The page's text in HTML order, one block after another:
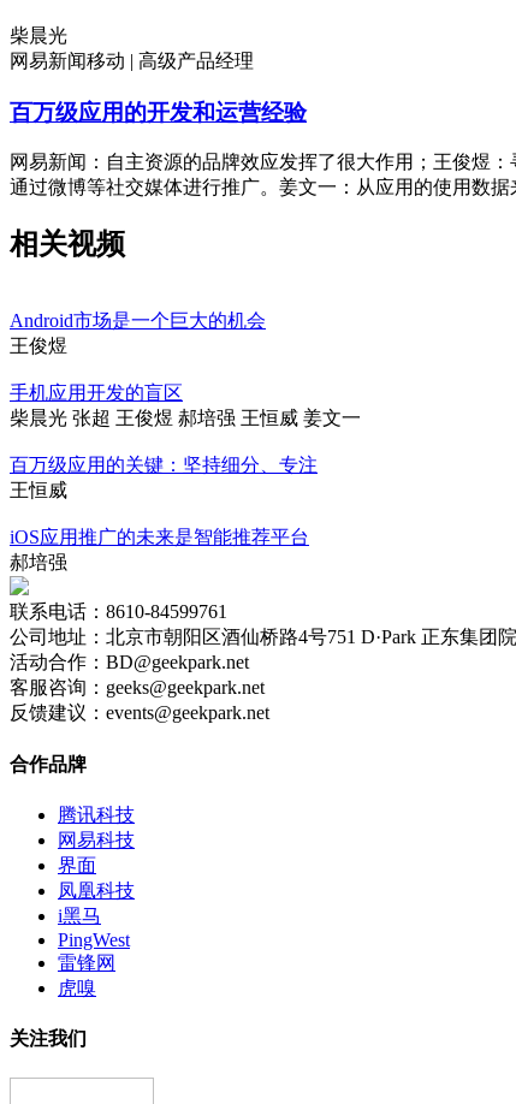
柴晨光
网易新闻移动 | 高级产品经理
百万级应用的开发和运营经验
网易新闻：自主资源的品牌效应发挥了很大作用；王俊煜
通过微博等社交媒体进行推广。姜文一：从应用的使用数据
相关视频
Android市场是一个巨大的机会
王俊煜
手机应用开发的盲区
柴晨光 张超 王俊煜 郝培强 王恒威 姜文一
百万级应用的关键：坚持细分、专注
王恒威
iOS应用推广的未来是智能推荐平台
郝培强
联系电话：8610-84599761
公司地址：北京市朝阳区酒仙桥路4号751 D·Park 正东集团
活动合作：BD@geekpark.net
客服咨询：geeks@geekpark.net
反馈建议：events@geekpark.net
合作品牌
腾讯科技
网易科技
界面
凤凰科技
i黑马
PingWest
雷锋网
虎嗅
关注我们